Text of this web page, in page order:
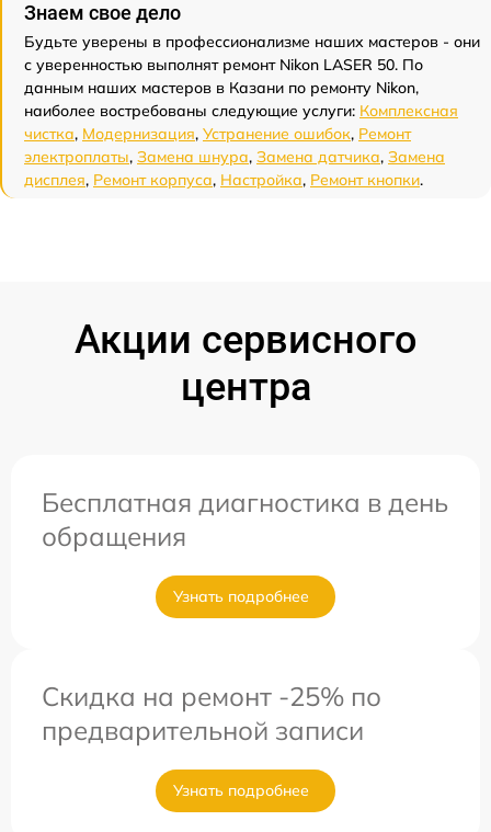
Знаем свое дело
Будьте уверены в профессионализме наших мастеров - они
с уверенностью выполнят ремонт Nikon LASER 50. По
данным наших мастеров в Казани по ремонту Nikon,
наиболее востребованы следующие услуги: Комплексная
чистка, Модернизация, Устранение ошибок, Ремонт
электроплаты, Замена шнура, Замена датчика, Замена
дисплея, Ремонт корпуса, Настройка, Ремонт кнопки.
Акции сервисного
центра
Бесплатная диагностика в день
обращения
Узнать подробнее
Скидка на ремонт -25% по
предварительной записи
Узнать подробнее